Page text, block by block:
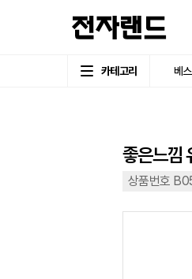
카테고리 베
좋은느낌
상품번호